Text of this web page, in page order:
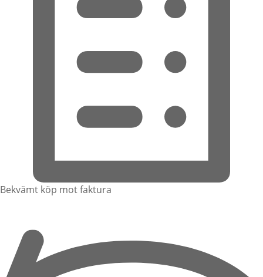
Bekvämt köp mot faktura